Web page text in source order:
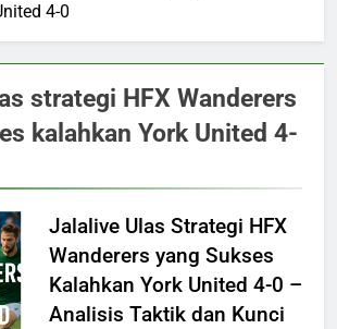
4-0
strategi HFX Wanderers
kalahkan York United 4-
Jalalive Ulas Strategi HFX
Wanderers yang Sukses
Kalahkan York United 4-0 –
Analisis Taktik dan Kunci